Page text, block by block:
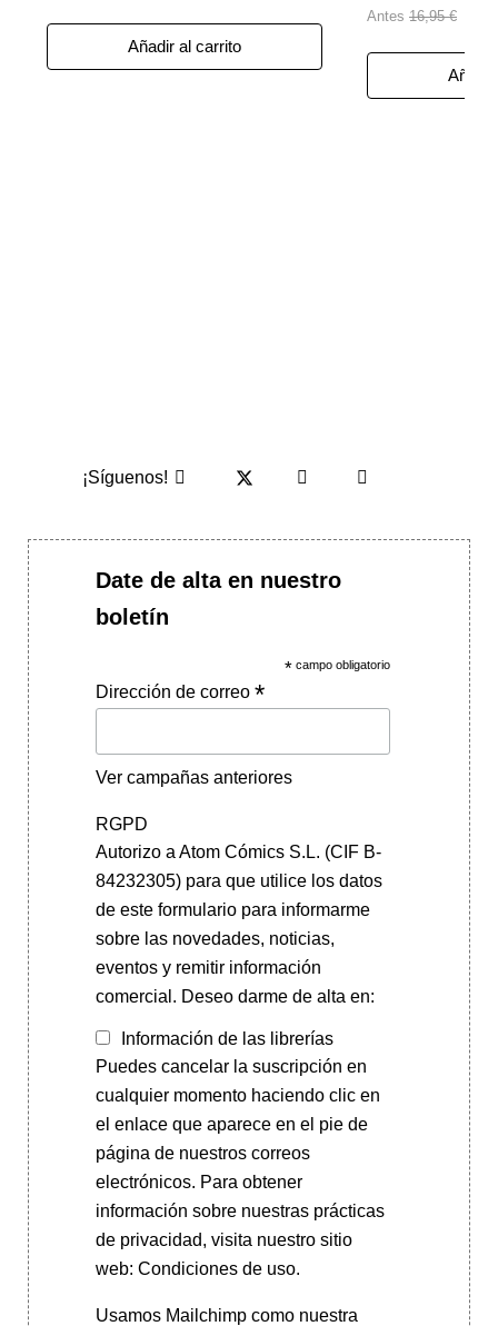
Añadir al carrito
Antes 16,95 €
¡Síguenos!
Date de alta en nuestro
boletín
* campo obligatorio
Dirección de correo *
Ver campañas anteriores
RGPD
Autorizo a Atom Cómics S.L. (CIF B-
84232305) para que utilice los datos
de este formulario para informarme
sobre las novedades, noticias,
eventos y remitir información
comercial. Deseo darme de alta en:
Información de las librerías
Puedes cancelar la suscripción en
cualquier momento haciendo clic en
el enlace que aparece en el pie de
página de nuestros correos
electrónicos. Para obtener
información sobre nuestras prácticas
de privacidad, visita nuestro sitio
web: Condiciones de uso.
Usamos Mailchimp como nuestra